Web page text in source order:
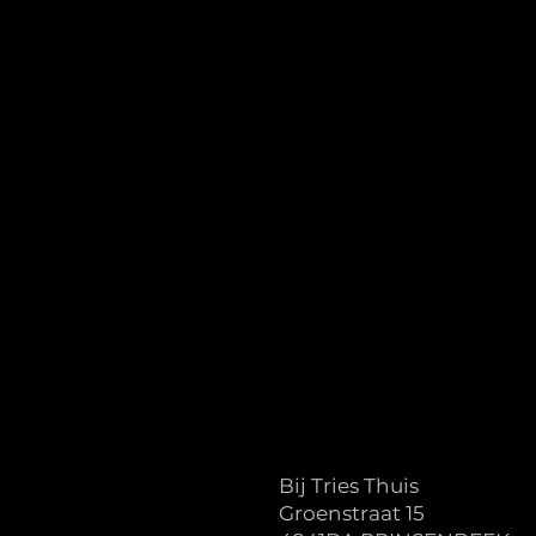
Bij Tries Thuis
Groenstraat 15